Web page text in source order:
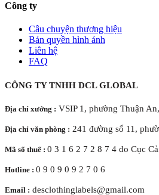
Công ty
Câu chuyện thương hiệu
Bản quyền hình ảnh
Liên hệ
FAQ
CÔNG TY TNHH DCL GLOBAL
Địa chỉ xưởng : VSIP 1, phường Thuận
Địa chỉ văn phòng : 241 đường số 11,
Mã số thuế : 0 3 1 6 2 7 2 8 7 4 do Cục
Hotline : 0 9 0 9 0 9 2 7 0 6
Email : desclothinglabels@gmail.com